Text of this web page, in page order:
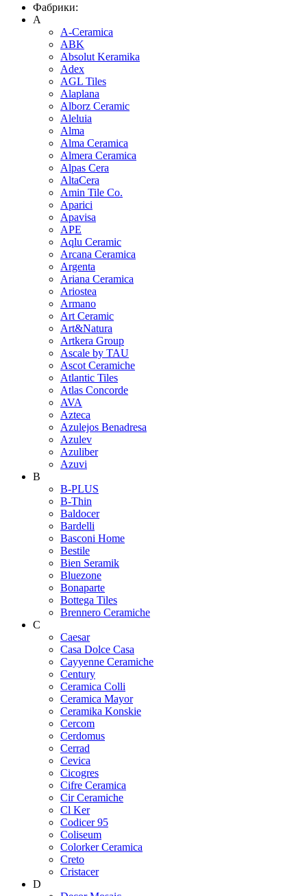
Фабрики:
A
A-Ceramica
ABK
Absolut Keramika
Adex
AGL Tiles
Alaplana
Alborz Ceramic
Aleluia
Alma
Alma Ceramica
Almera Ceramica
Alpas Cera
AltaCera
Amin Tile Co.
Aparici
Apavisa
APE
Aqlu Ceramic
Arcana Ceramica
Argenta
Ariana Ceramica
Ariostea
Armano
Art Ceramic
Art&Natura
Artkera Group
Ascale by TAU
Ascot Ceramiche
Atlantic Tiles
Atlas Concorde
AVA
Azteca
Azulejos Benadresa
Azulev
Azuliber
Azuvi
B
B-PLUS
B-Thin
Baldocer
Bardelli
Basconi Home
Bestile
Bien Seramik
Bluezone
Bonaparte
Bottega Tiles
Brennero Ceramiche
C
Caesar
Casa Dolce Casa
Cayyenne Ceramiche
Century
Ceramica Colli
Ceramica Mayor
Ceramika Konskie
Cercom
Cerdomus
Cerrad
Cevica
Cicogres
Cifre Ceramica
Cir Ceramiche
Cl Ker
Codicer 95
Coliseum
Colorker Ceramica
Creto
Cristacer
D